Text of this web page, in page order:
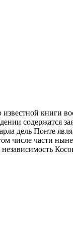
книги
содержатся
дель Понте
числе части